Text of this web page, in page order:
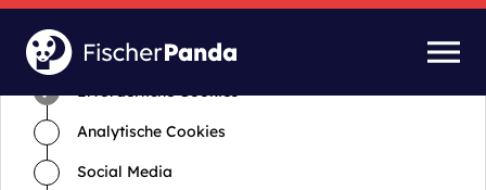
Zeit für Cookies und Einstellungen
Erforderliche Cookies
Analytische Cookies
Social Media